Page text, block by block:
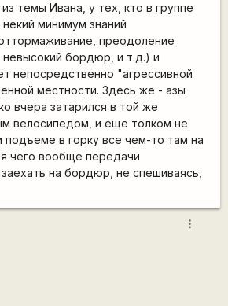
темы Ивана, у тех, кто в группе
минимум знаний
преодоление
невысокий бордюр, и т.д.) и
непосредственно "агрессивной
местности. Здесь же - азы
вчера затарился в той же
велосипедом, и еще толком не
подъеме в горку все чем-то там на
чего вообще передачи
на бордюр, не спешиваясь,
more_vert